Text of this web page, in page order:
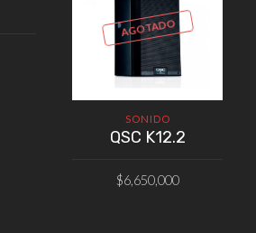
AGOTADO
SONIDO
QSC K12.2
$6,650,000